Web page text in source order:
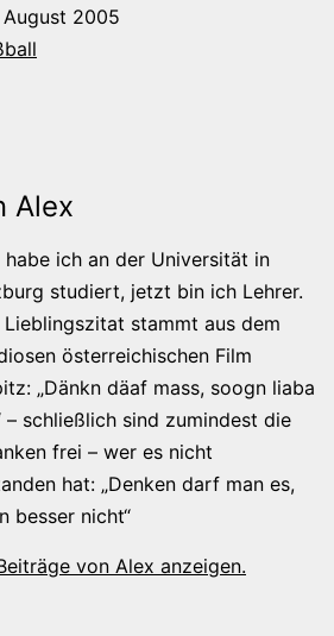
August 2005
Alex
habe ich an der Universität in
studiert, jetzt bin ich Lehrer.
Lieblingszitat stammt aus dem
österreichischen Film
„Dänkn däaf mass, soogn liaba
– schließlich sind zumindest die
frei – wer es nicht
hat: „Denken darf man es,
besser nicht“
von Alex anzeigen.